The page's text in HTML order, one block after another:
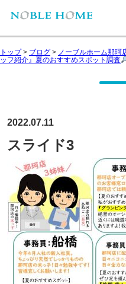
トップ> ブログ > ノーブルホーム那珂
ッフ紹介』夏のおすすめスポット調査
2022.07.11
スライド3